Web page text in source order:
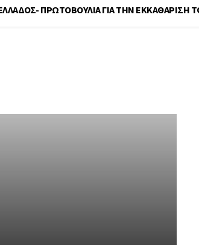
ΠΡΩΤΟΒΟΥΛΙΑ ΓΙΑ ΤΗΝ ΕΚΚΑΘΑΡΙΣΗ